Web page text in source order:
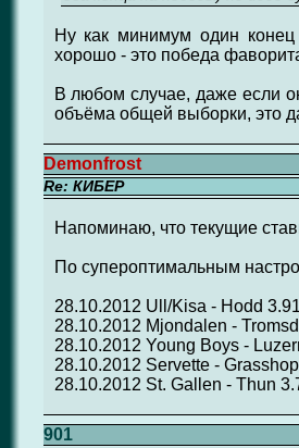
Ну как минимум один
хорошо - это победа
В любом случае, даже если
объёма общей выборки, это
Demonfrost
Re: КИБЕР
Напоминаю, что текущие
По супероптимальным
28.10.2012 Ull/Kisa - Hodd
28.10.2012 Mjondalen -
28.10.2012 Young Boys -
28.10.2012 Servette -
28.10.2012 St. Gallen - Thun
901